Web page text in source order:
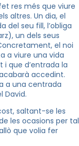
res més que viure
altres. Un dia, el
del seu fill, l’obliga
un dels seus
el noi
a viure una vida
i que d’entrada la
accedint.
a una centrada
David.
saltant-se les
les ocasions per tal
que volia fer